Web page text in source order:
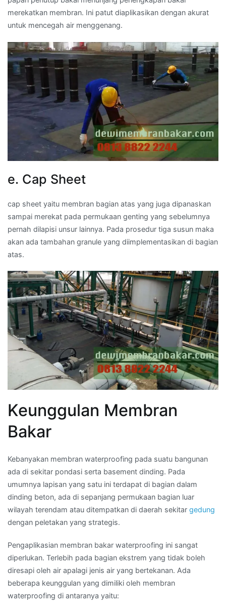
merekatkan membran. Ini patut diaplikasikan dengan akurat
untuk mencegah air menggenang.
e. Cap Sheet
cap sheet yaitu membran bagian atas yang juga dipanaskan
sampai merekat pada permukaan genting yang sebelumnya
pernah dilapisi unsur lainnya. Pada prosedur tiga susun maka
akan ada tambahan granule yang diimplementasikan di bagian
atas.
Keunggulan Membran
Bakar
Kebanyakan membran waterproofing pada suatu bangunan
ada di sekitar pondasi serta basement dinding. Pada
umumnya lapisan yang satu ini terdapat di bagian dalam
dinding beton, ada di sepanjang permukaan bagian luar
wilayah terendam atau ditempatkan di daerah sekitar gedung
dengan peletakan yang strategis.
Pengaplikasian membran bakar waterproofing ini sangat
diperlukan. Terlebih pada bagian ekstrem yang tidak boleh
diresapi oleh air apalagi jenis air yang bertekanan. Ada
beberapa keunggulan yang dimiliki oleh membran
waterproofing di antaranya yaitu: